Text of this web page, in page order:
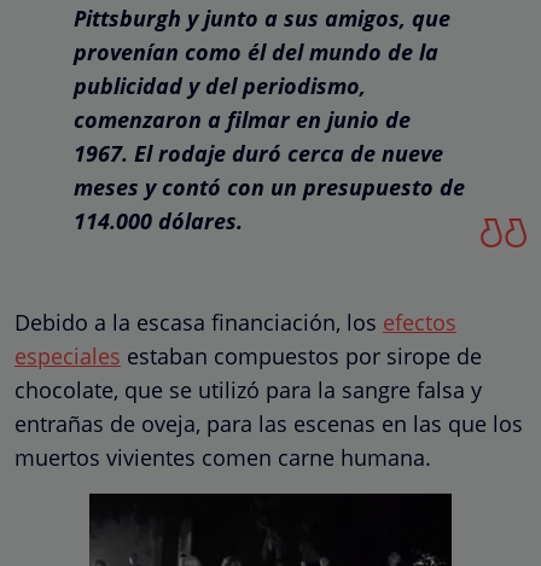
Pittsburgh y junto a sus amigos, que
provenían como él del mundo de la
publicidad y del periodismo,
comenzaron a filmar en junio de
1967. El rodaje duró cerca de nueve
meses y contó con un presupuesto de
114.000 dólares.
Debido a la escasa financiación, los efectos
especiales estaban compuestos por sirope de
chocolate, que se utilizó para la sangre falsa y
entrañas de oveja, para las escenas en las que los
muertos vivientes comen carne humana.